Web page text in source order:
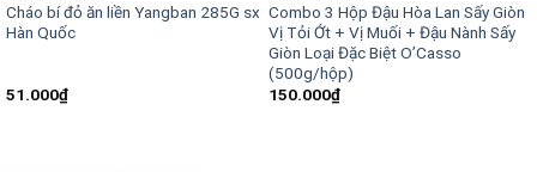
Cháo bí đỏ ăn liền Yangban 285G sx
Hàn Quốc
51.000₫
Combo 3 Hộp Đậu Hòa Lan Sấy Giòn
Vị Tỏi Ớt + Vị Muối + Đậu Nành Sấy
Giòn Loại Đặc Biệt O’Casso
(500g/hộp)
150.000₫